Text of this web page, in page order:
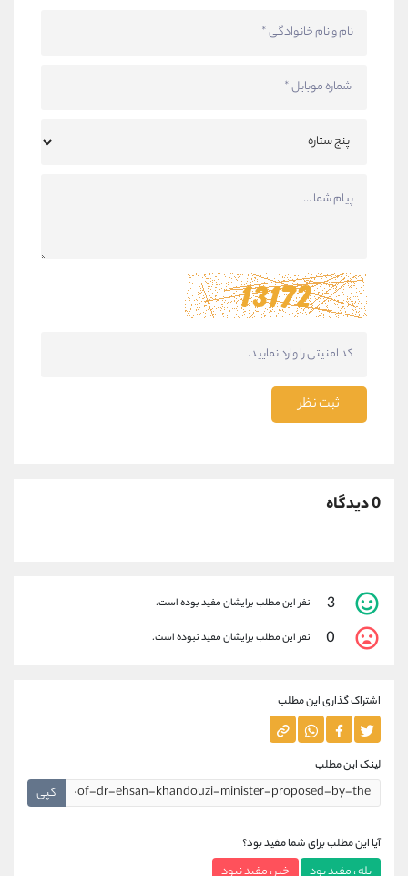
ثبت نظر
0 دیدگاه
3 نفر این مطلب برایشان مفید بوده است.
0 نفر این مطلب برایشان مفید نبوده است.
اشتراک گذاری این مطلب
لینک این مطلب
کپی
آیا این مطلب برای شما مفید بود؟
بله ، مفید بود خیر ، مفید نبود